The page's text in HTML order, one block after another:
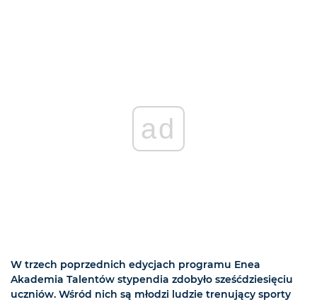
ad
W trzech poprzednich edycjach programu Enea
Akademia Talentów stypendia zdobyło sześćdziesięciu
uczniów. Wśród nich są młodzi ludzie trenujący sporty